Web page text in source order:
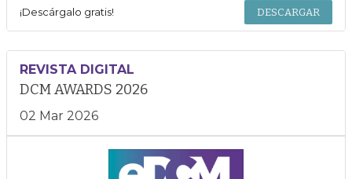
¡Descárgalo gratis! DESCARGAR
REVISTA DIGITAL
DCM AWARDS 2026
02 Mar 2026